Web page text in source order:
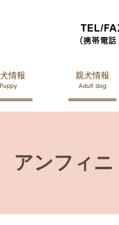
情報
Puppy
親犬情報
Adult dog
ンフィニ